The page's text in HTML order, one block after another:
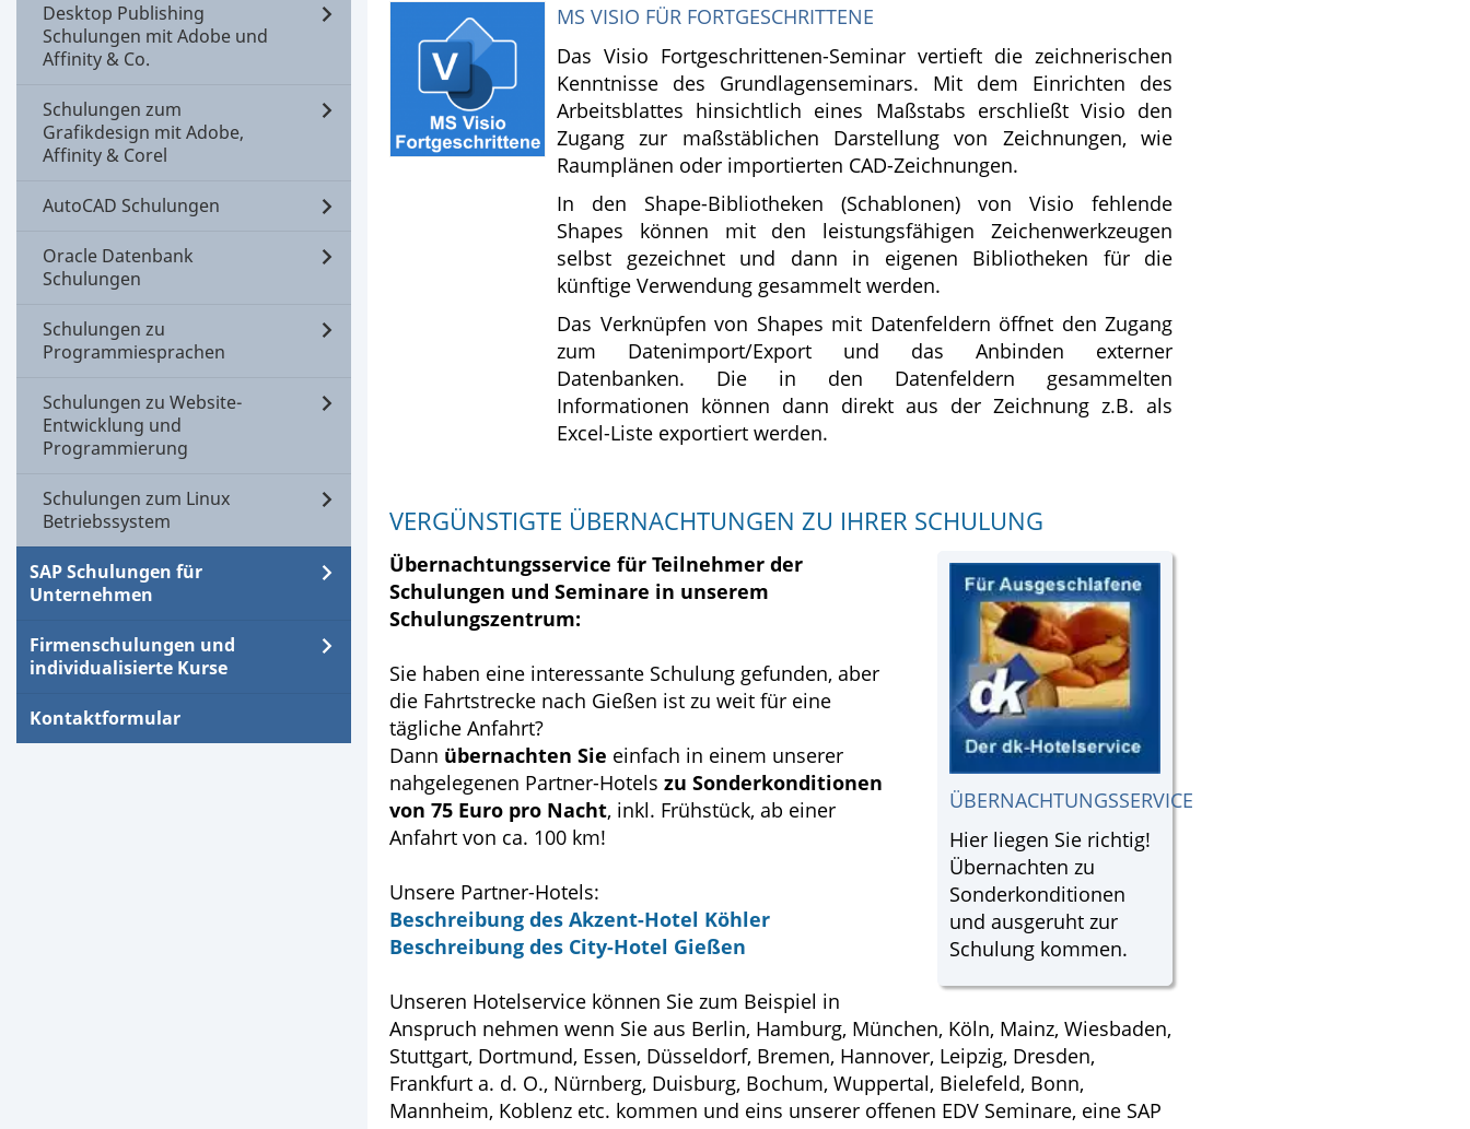
Desktop Publishing
Schulungen mit Adobe und
Affinity & Co.
Schulungen zum
Grafikdesign mit Adobe,
Affinity & Corel
AutoCAD Schulungen
Oracle Datenbank
Schulungen
Schulungen zu
Programmiesprachen
Schulungen zu Website-
Entwicklung und
Programmierung
Schulungen zum Linux
Betriebssystem
SAP Schulungen für
Unternehmen
Firmenschulungen und
individualisierte Kurse
Kontaktformular
MS VISIO FÜR FORTGESCHRITTENE
Das Visio Fortgeschrittenen-Seminar vertieft die zeichnerischen
Kenntnisse des Grundlagenseminars. Mit dem Einrichten des
Arbeitsblattes hinsichtlich eines Maßstabs erschließt Visio den
Zugang zur maßstäblichen Darstellung von Zeichnungen, wie
Raumplänen oder importierten CAD-Zeichnungen.
In den Shape-Bibliotheken (Schablonen) von Visio fehlende
Shapes können mit den leistungsfähigen Zeichenwerkzeugen
selbst gezeichnet und dann in eigenen Bibliotheken für die
künftige Verwendung gesammelt werden.
Das Verknüpfen von Shapes mit Datenfeldern öffnet den Zugang
zum Datenimport/Export und das Anbinden externer
Datenbanken. Die in den Datenfeldern gesammelten
Informationen können dann direkt aus der Zeichnung z.B. als
Excel-Liste exportiert werden.
VERGÜNSTIGTE ÜBERNACHTUNGEN ZU IHRER SCHULUNG
ÜBERNACHTUNGSSERVICE
Hier liegen Sie richtig!
Übernachten zu
Sonderkonditionen
und ausgeruht zur
Schulung kommen.
Übernachtungsservice für Teilnehmer der
Schulungen und Seminare in unserem
Schulungszentrum:
Sie haben eine interessante Schulung gefunden, aber
die Fahrtstrecke nach Gießen ist zu weit für eine
tägliche Anfahrt?
Dann übernachten Sie einfach in einem unserer
nahgelegenen Partner-Hotels zu Sonderkonditionen
von 75 Euro pro Nacht, inkl. Frühstück, ab einer
Anfahrt von ca. 100 km!
Unsere Partner-Hotels:
Beschreibung des Akzent-Hotel Köhler
Beschreibung des City-Hotel Gießen
Unseren Hotelservice können Sie zum Beispiel in
Anspruch nehmen wenn Sie aus Berlin, Hamburg, München, Köln, Mainz, Wiesbaden,
Stuttgart, Dortmund, Essen, Düsseldorf, Bremen, Hannover, Leipzig, Dresden,
Frankfurt a. d. O., Nürnberg, Duisburg, Bochum, Wuppertal, Bielefeld, Bonn,
Mannheim, Koblenz etc. kommen und eins unserer offenen EDV Seminare, eine SAP